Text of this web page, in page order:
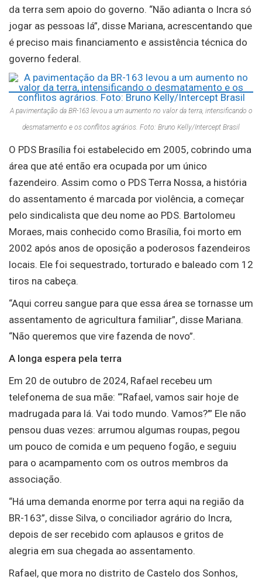
da terra sem apoio do governo. “Não adianta o Incra só
jogar as pessoas lá”, disse Mariana, acrescentando que
é preciso mais financiamento e assistência técnica do
governo federal.
A pavimentação da BR-163 levou a um aumento no valor da terra, intensificando o
desmatamento e os conflitos agrários. Foto: Bruno Kelly/Intercept Brasil
O PDS Brasília foi estabelecido em 2005, cobrindo uma
área que até então era ocupada por um único
fazendeiro. Assim como o PDS Terra Nossa, a história
do assentamento é marcada por violência, a começar
pelo sindicalista que deu nome ao PDS. Bartolomeu
Moraes, mais conhecido como Brasília, foi morto em
2002 após anos de oposição a poderosos fazendeiros
locais. Ele foi sequestrado, torturado e baleado com 12
tiros na cabeça.
“Aqui correu sangue para que essa área se tornasse um
assentamento de agricultura familiar”, disse Mariana.
“Não queremos que vire fazenda de novo”.
A longa espera pela terra
Em 20 de outubro de 2024, Rafael recebeu um
telefonema de sua mãe: “‘Rafael, vamos sair hoje de
madrugada para lá. Vai todo mundo. Vamos?’” Ele não
pensou duas vezes: arrumou algumas roupas, pegou
um pouco de comida e um pequeno fogão, e seguiu
para o acampamento com os outros membros da
associação.
“Há uma demanda enorme por terra aqui na região da
BR-163”, disse Silva, o conciliador agrário do Incra,
depois de ser recebido com aplausos e gritos de
alegria em sua chegada ao assentamento.
Rafael, que mora no distrito de Castelo dos Sonhos,